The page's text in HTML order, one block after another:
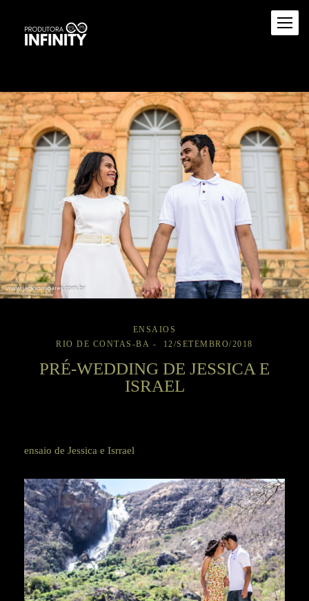
ENSAIOS
RIO DE CONTAS-BA
12/SETEMBRO/2018
PRÉ-WEDDING DE JESSICA E
ISRAEL
ensaio de Jessica e Isrrael